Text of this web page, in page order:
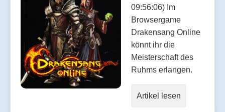
09:56:06) Im
Browsergame
Drakensang Online
könnt ihr die
Meisterschaft des
Ruhms erlangen.
Artikel lesen